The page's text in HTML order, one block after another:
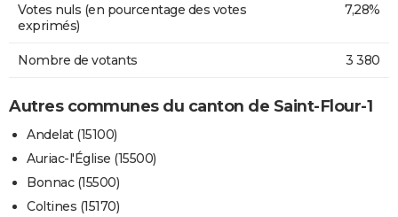
Votes nuls (en pourcentage des votes
exprimés)
7,28%
Nombre de votants 3 380
Autres communes du canton de Saint-Flour-1
Andelat (15100)
Auriac-l'Église (15500)
Bonnac (15500)
Coltines (15170)